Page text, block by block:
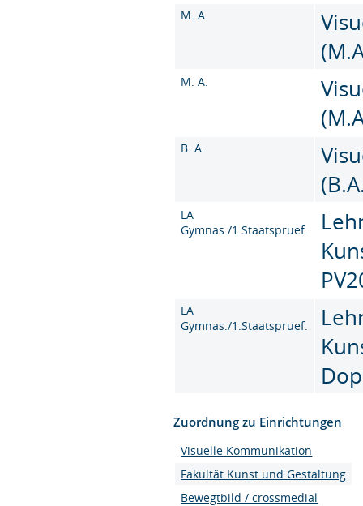
M. A.
M. A.
B. A.
LA
Gymnas./1.Staatspruef.
LA
Gymnas./1.Staatspruef.
Zuordnung zu Einrichtungen
Visuelle Kommunikation
Fakultät Kunst und Gestaltung
Bewegtbild / crossmedial